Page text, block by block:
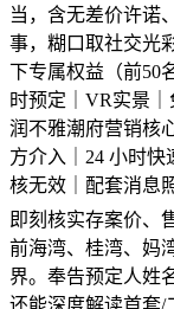
当，含无差价许诺
事，糊口取社交光
下专属权益（前50
时预定｜VR实景
润不雅潮府营销核
方介入｜24 小时
核无效｜配套消息
即刻核实存案价、
前海湾、桂湾、妈
界。奉告预定人姓